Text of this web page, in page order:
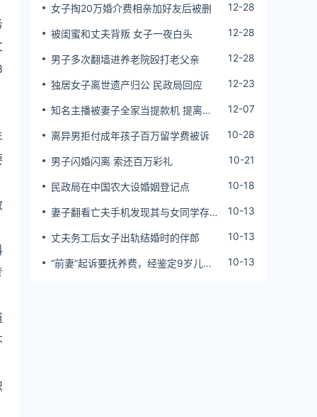
女子掏20万婚介费相亲加好友后被删 12-28
被闺蜜和丈夫背叛 女子一夜白头 12-28
男子多次翻墙进养老院殴打老父亲 12-28
独居女子离世遗产归公 民政局回应 12-23
知名主播被妻子全家当提款机 提离婚
12-07
离异男拒付成年孩子百万留学费被诉 10-28
男子闪婚闪离 索还百万彩礼 10-21
民政局在中国农大设婚姻登记点 10-18
妻子翻看亡夫手机发现其与女同学存婚
10-13
丈夫务工后女子出轨结婚时的伴郎 10-13
“前妻”起诉要抚养费，经鉴定9岁儿子
10-13